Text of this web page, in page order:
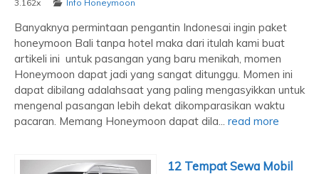
3.162x
Info Honeymoon
Banyaknya permintaan pengantin Indonesai ingin paket
honeymoon Bali tanpa hotel maka dari itulah kami buat
artikeli ini untuk pasangan yang baru menikah, momen
Honeymoon dapat jadi yang sangat ditunggu. Momen ini
dapat dibilang adalahsaat yang paling mengasyikkan untuk
mengenal pasangan lebih dekat dikomparasikan waktu
pacaran. Memang Honeymoon dapat dila... read more
12 Tempat Sewa Mobil